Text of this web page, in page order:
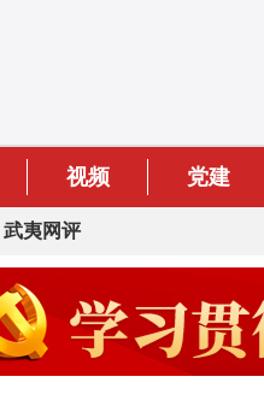
视频 党建
武夷网评